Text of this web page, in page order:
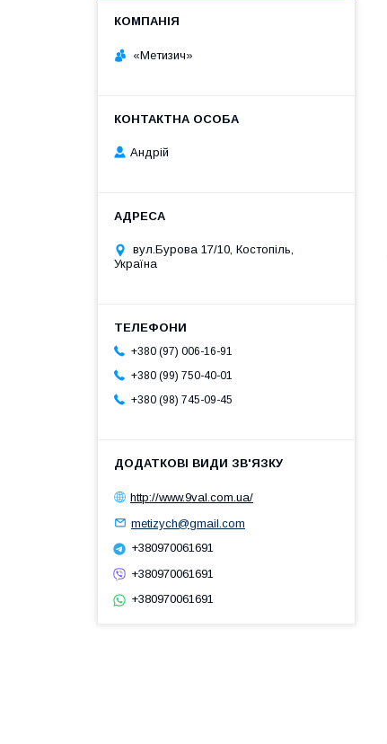
«Метизич»
Андрій
вул.Бурова 17/10, Костопіль,
Україна
+380 (97) 006-16-91
+380 (99) 750-40-01
+380 (98) 745-09-45
http://www.9val.com.ua/
metizych@gmail.com
+380970061691
+380970061691
+380970061691